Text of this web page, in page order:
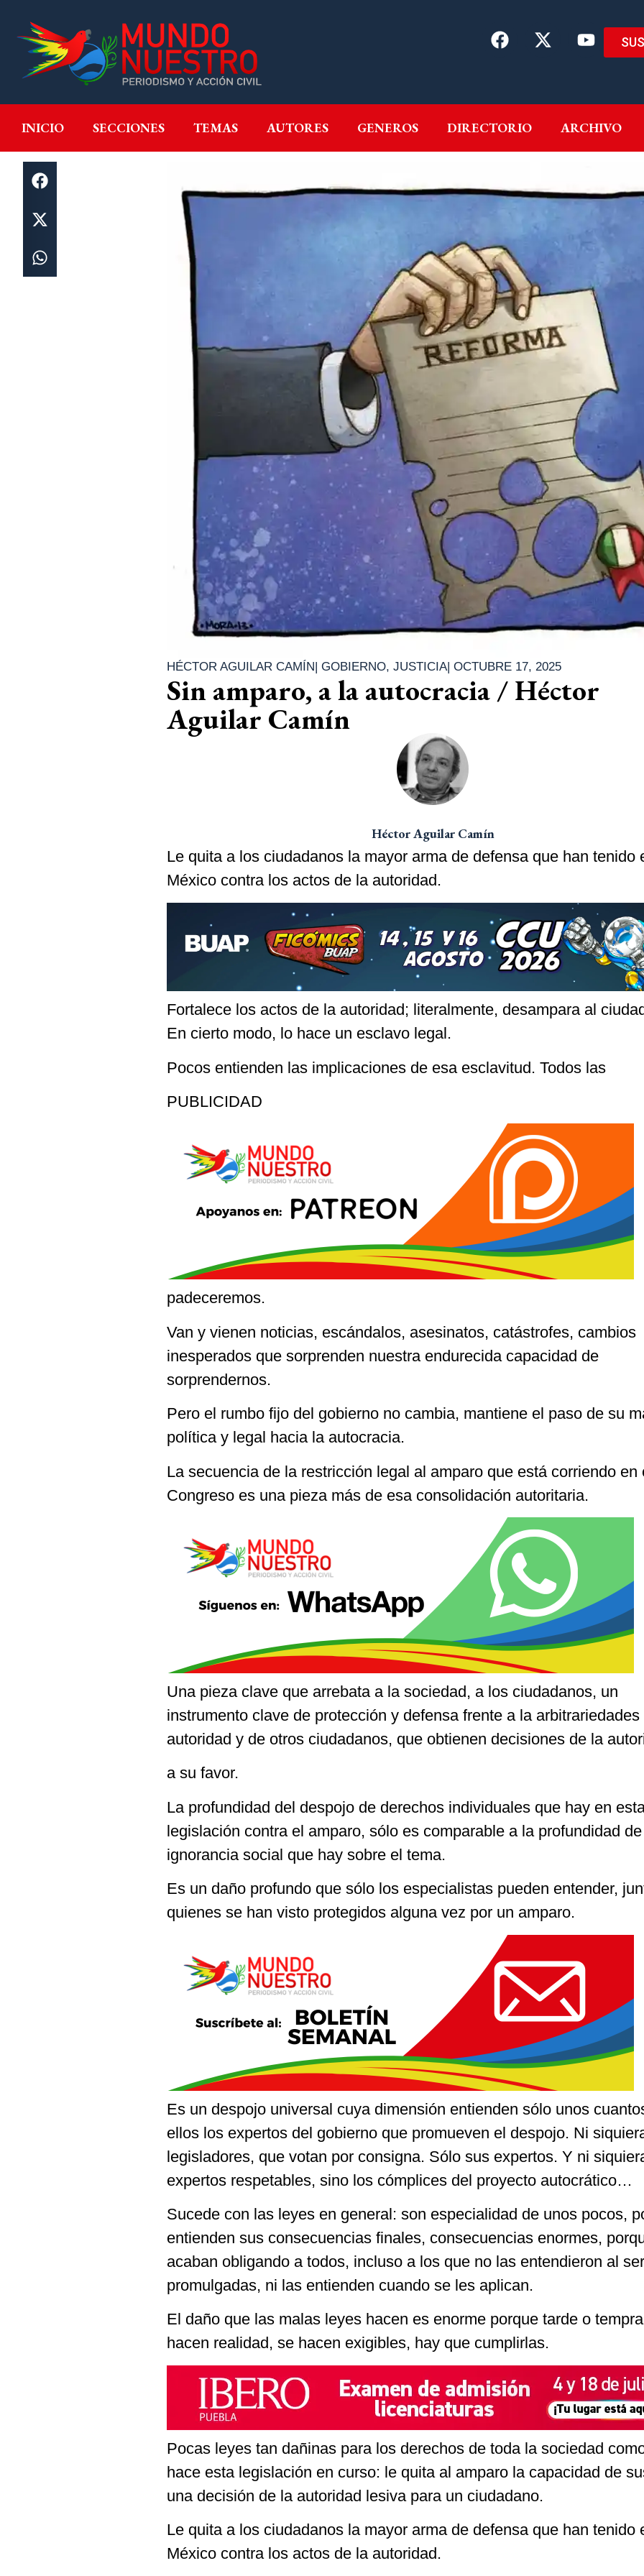
INICIO SECCIONES TEMAS AUTORES GENEROS DIRECTORIO ARCHIVO
INICIO SECCIONES GENEROS DIRECTORIO
HÉCTOR AGUILAR CAMÍN GOBIERNO, JUSTICIA| OCTUBRE 17, 2025
Sin amparo, a la autocracia / Héctor
Aguilar Camín
Héctor Aguilar Camín
Le quita a los ciudadanos la mayor arma de defensa que han tenido
México contra los actos de la autoridad.
Fortalece los actos de la autoridad; literalmente, desampara al
En cierto modo, lo hace un esclavo legal.
Pocos entienden las implicaciones de esa esclavitud. Todos las
PUBLICIDAD
padeceremos.
Van y vienen noticias, escándalos, asesinatos, catástrofes, cambios
inesperados que sorprenden nuestra endurecida capacidad de
sorprendernos.
Pero el rumbo fijo del gobierno no cambia, mantiene el paso de su
política y legal hacia la autocracia.
La secuencia de la restricción legal al amparo que está corriendo en
Congreso es una pieza más de esa consolidación autoritaria.
Una pieza clave que arrebata a la sociedad, a los ciudadanos, un
instrumento clave de protección y defensa frente a la arbitrariedades
autoridad y de otros ciudadanos, que obtienen decisiones de la
a su favor.
La profundidad del despojo de derechos individuales que hay en
legislación contra el amparo, sólo es comparable a la profundidad
ignorancia social que hay sobre el tema.
Es un daño profundo que sólo los especialistas pueden entender,
quienes se han visto protegidos alguna vez por un amparo.
Es un despojo universal cuya dimensión entienden sólo unos
ellos los expertos del gobierno que promueven el despojo. Ni
legisladores, que votan por consigna. Sólo sus expertos. Y ni
expertos respetables, sino los cómplices del proyecto autocrático…
Sucede con las leyes en general: son especialidad de unos pocos,
entienden sus consecuencias finales, consecuencias enormes,
acaban obligando a todos, incluso a los que no las entendieron al ser
promulgadas, ni las entienden cuando se les aplican.
El daño que las malas leyes hacen es enorme porque tarde o
hacen realidad, se hacen exigibles, hay que cumplirlas.
Pocas leyes tan dañinas para los derechos de toda la sociedad
hace esta legislación en curso: le quita al amparo la capacidad de
una decisión de la autoridad lesiva para un ciudadano.
Le quita a los ciudadanos la mayor arma de defensa que han tenido
México contra los actos de la autoridad.